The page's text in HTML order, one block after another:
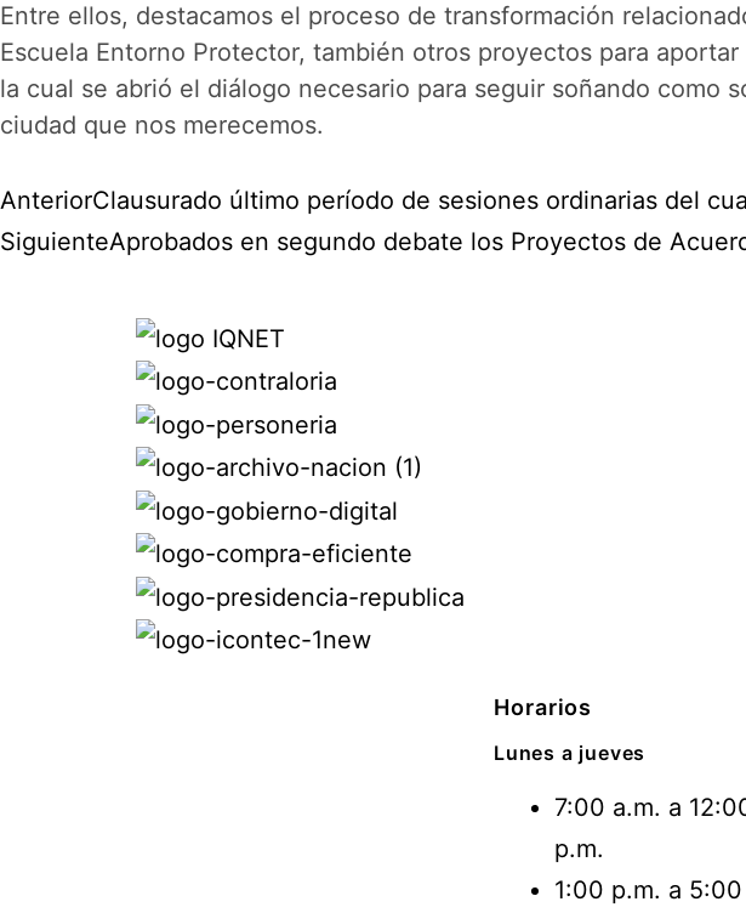
Entre ellos, destacamos el proceso de transformación
Escuela Entorno Protector, también otros proyectos para
la cual se abrió el diálogo necesario para seguir soñando como
ciudad que nos merecemos.
AnteriorClausurado último período de sesiones ordinarias del
SiguienteAprobados en segundo debate los Proyectos de
Horarios
Lunes a jueves
7:00 a.m. a
p.m.
1:00 p.m. a 5:00